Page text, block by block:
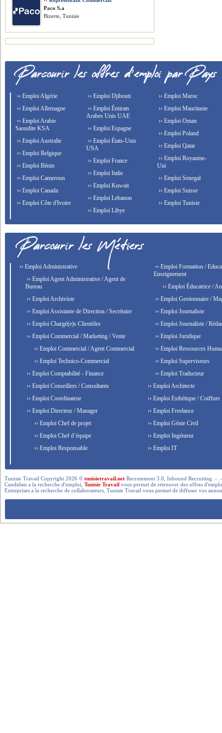
Paco S.a
Bizerte, Tunisie
›› Emploi Algérie
›› Emploi Allemagne
›› Emploi Arabie
Saoudite KSA
›› Emploi Australie
›› Emploi Belgique
›› Emploi Bénin
›› Emploi Cameroun
›› Emploi Canada
›› Emploi Côte d'Ivoire
›› Emploi Djibouti
›› Emploi Émirats
Arabes Unis UAE
›› Emploi Espagne
›› Emploi États-Unis
USA
›› Emploi France
›› Emploi Italie
›› Emploi Kuwait
›› Emploi Lebanon
›› Emploi Libye
›› Emploi Maroc
›› Emploi Mauritanie
›› Emploi Oman
›› Emploi Poland
›› Emploi Qatar
›› Emploi Royaume-
Uni
›› Emploi Senegal
›› Emploi Suisse
›› Emploi Tunisie
›› Emploi Administrative
›› Emploi Agent Administrative / Agent de
Bureau
›› Emploi Archiviste
›› Emploi Assistante de Direction / Secrétaire
›› Emploi Chargé(e)s Clientèles
›› Emploi Commercial / Marketing / Vente
›› Emploi Commercial / Agent Commercial
›› Emploi Technico-Commercial
›› Emploi Comptabilité - Finance
›› Emploi Conseillers / Consultants
›› Emploi Coordinateur
›› Emploi Directeur / Manager
›› Emploi Chef de projet
›› Emploi Chef d’équipe
›› Emploi Responsable
›› Emploi Formation /
Enseignement
›› Emploi Éducatrice /
›› Emploi Gestionnaire /
›› Emploi Journaliste
›› Emploi Journaliste /
›› Emploi Juridique
›› Emploi Ressources
›› Emploi Superviseurs
›› Emploi Traducteur
›› Emploi Architecte
›› Emploi Esthétique / Coiffure
›› Emploi Freelance
›› Emploi Génie Civil
›› Emploi Ingénieur
›› Emploi IT
Tunisie Travail Copyright 2026 ©tunisietravail.net Recrutement 3.0, Inbound Recruiting .-
Candidats a la recherche d'emploi,Tunisie Travail vous permet de retrouver des offres
Entreprises a la recherche de collaborateurs, Tunisie Travail vous permet de diffuser vos